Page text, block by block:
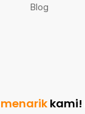
Blog
kami!